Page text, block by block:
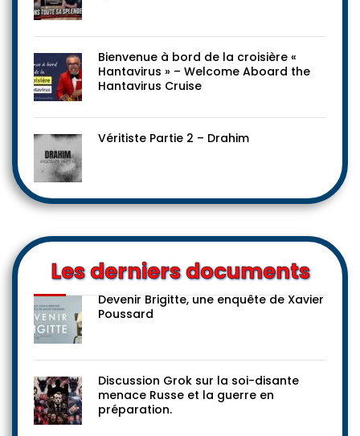
Bienvenue à bord de la croisière «
Hantavirus » – Welcome Aboard the
Hantavirus Cruise
Véritiste Partie 2 – Drahim
Les derniers documents
Devenir Brigitte, une enquête de Xavier
Poussard
Discussion Grok sur la soi-disante
menace Russe et la guerre en
préparation.